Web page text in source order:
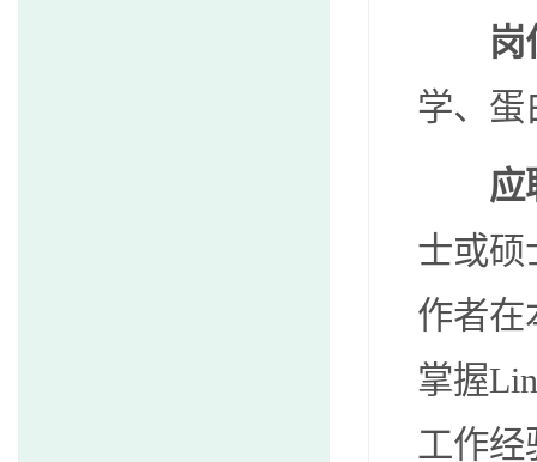
岗
学、蛋
应
士或硕
作者在
掌握
工作经